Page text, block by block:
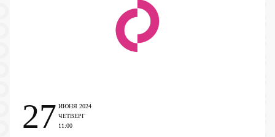
27 ИЮНЯ 2024
ЧЕТВЕРГ
11:00